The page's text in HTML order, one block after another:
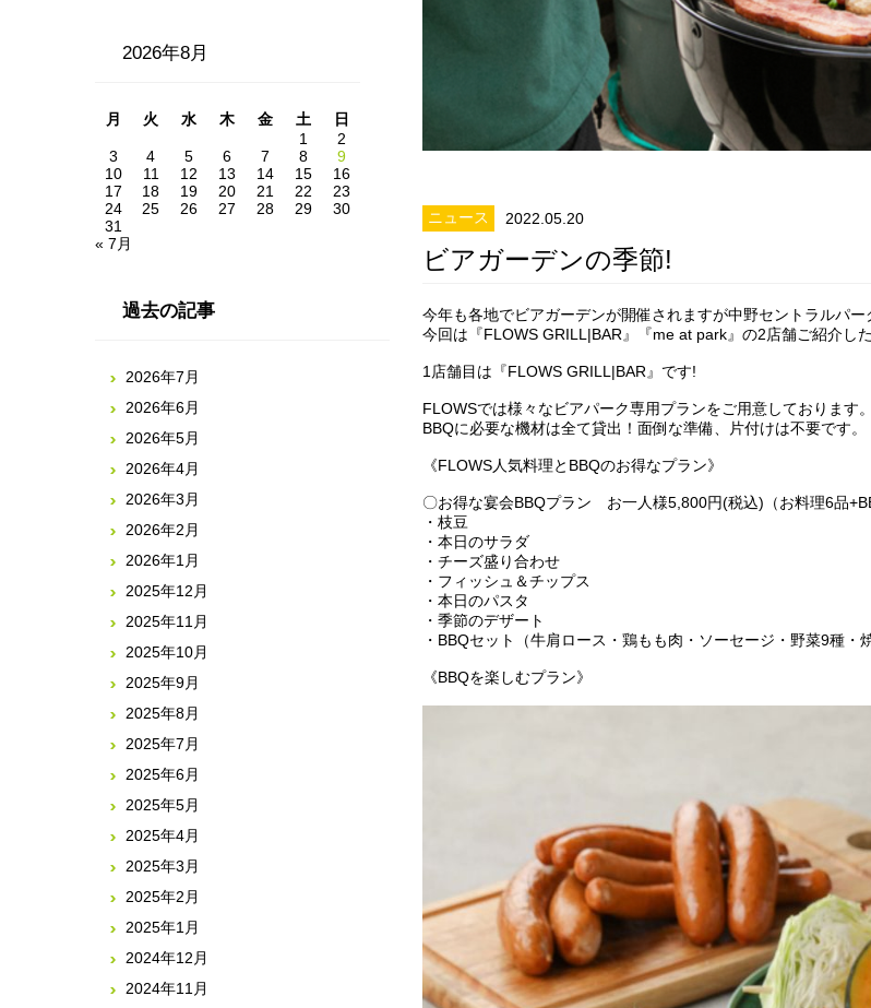
ニュース 2022.05.20
ビアガーデンの季節!
今年も各地でビアガーデンが開催されますが中野セントラルパ
今回は『FLOWS GRILL|BAR』『me at park』の2店舗ご紹介した
1店舗目は『FLOWS GRILL|BAR』です!
FLOWSでは様々なビアパーク専用プランをご用意しております。
BBQに必要な機材は全て貸出！面倒な準備、片付けは不要です。
《FLOWS人気料理とBBQのお得なプラン》
〇お得な宴会BBQプラン お一人様5,800円(税込)（お料理6品
・枝豆
・本日のサラダ
・チーズ盛り合わせ
・フィッシュ＆チップス
・本日のパスタ
・季節のデザート
・BBQセット（牛肩ロース・鶏もも肉・ソーセージ・野菜9種・
《BBQを楽しむプラン》
2026年8月
月 火 水 木 金 土
日
1
2
3
4 5 6 7 8
9
10
11 12 13 14 15
16
17
18 19 20 21 22
23
24
25 26 27 28 29
30
31
« 7月
過去の記事
2026年7月
2026年6月
2026年5月
2026年4月
2026年3月
2026年2月
2026年1月
2025年12月
2025年11月
2025年10月
2025年9月
2025年8月
2025年7月
2025年6月
2025年5月
2025年4月
2025年3月
2025年2月
2025年1月
2024年12月
2024年11月